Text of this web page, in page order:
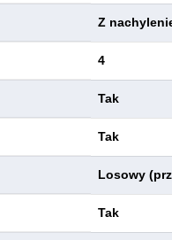
Z
4
Tak
Tak
Losowy
Tak